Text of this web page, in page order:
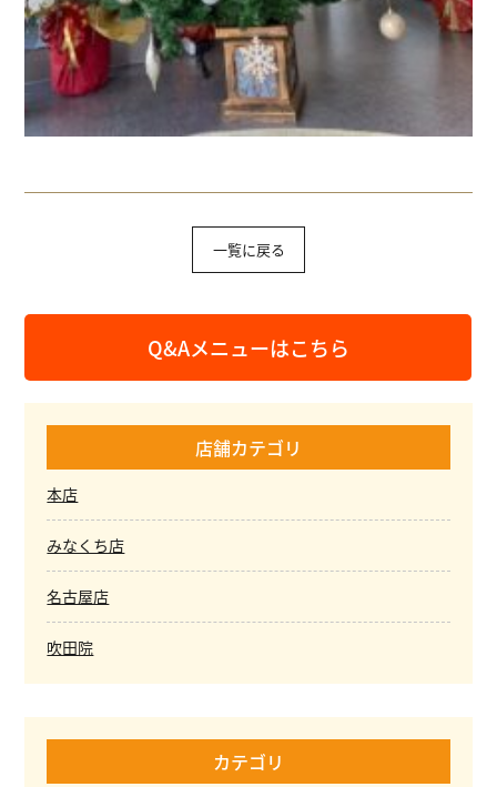
一覧に戻る
Q&Aメニューはこちら
店舗カテゴリ
本店
みなくち店
名古屋店
吹田院
カテゴリ